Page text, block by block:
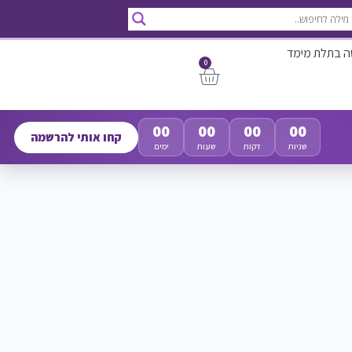
בתלת מימד
0
00
ימים
00
שעות
00
דקות
00
שניות
קחו אותי להרשמה